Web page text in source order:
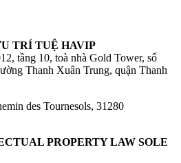
TRÍ TUỆ HAVIP
tầng 10, toà nhà Gold Tower, số
Thanh Xuân Trung, quận Thanh
des Tournesols, 31280
PROPERTY LAW SOLE